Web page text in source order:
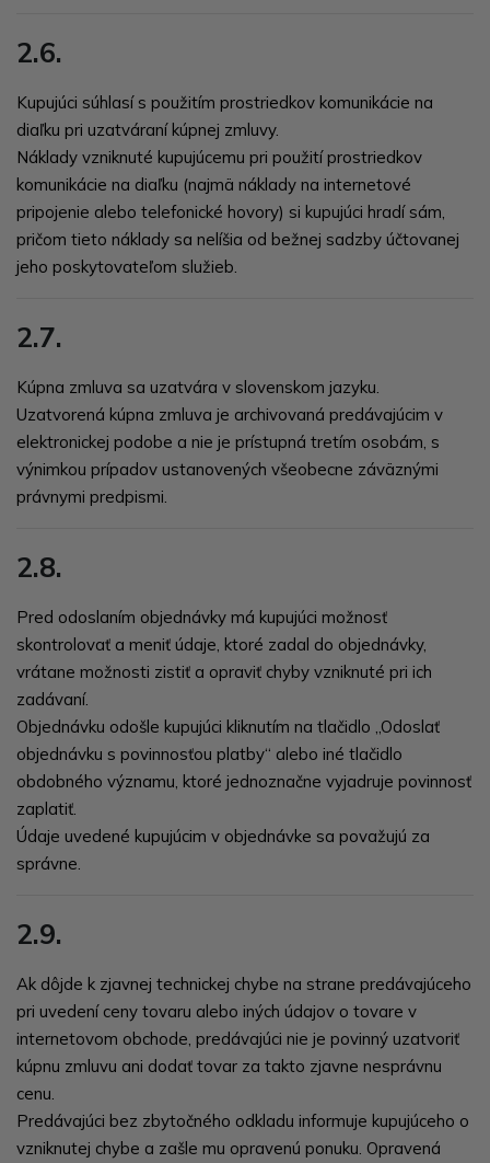
2.6.
Kupujúci súhlasí s použitím prostriedkov komunikácie na
diaľku pri uzatváraní kúpnej zmluvy.
Náklady vzniknuté kupujúcemu pri použití prostriedkov
komunikácie na diaľku (najmä náklady na internetové
pripojenie alebo telefonické hovory) si kupujúci hradí sám,
pričom tieto náklady sa nelíšia od bežnej sadzby účtovanej
jeho poskytovateľom služieb.
2.7.
Kúpna zmluva sa uzatvára v slovenskom jazyku.
Uzatvorená kúpna zmluva je archivovaná predávajúcim v
elektronickej podobe a nie je prístupná tretím osobám, s
výnimkou prípadov ustanovených všeobecne záväznými
právnymi predpismi.
2.8.
Pred odoslaním objednávky má kupujúci možnosť
skontrolovať a meniť údaje, ktoré zadal do objednávky,
vrátane možnosti zistiť a opraviť chyby vzniknuté pri ich
zadávaní.
Objednávku odošle kupujúci kliknutím na tlačidlo „Odoslať
objednávku s povinnosťou platby“ alebo iné tlačidlo
obdobného významu, ktoré jednoznačne vyjadruje povinnosť
zaplatiť.
Údaje uvedené kupujúcim v objednávke sa považujú za
správne.
2.9.
Ak dôjde k zjavnej technickej chybe na strane predávajúceho
pri uvedení ceny tovaru alebo iných údajov o tovare v
internetovom obchode, predávajúci nie je povinný uzatvoriť
kúpnu zmluvu ani dodať tovar za takto zjavne nesprávnu
cenu.
Predávajúci bez zbytočného odkladu informuje kupujúceho o
vzniknutej chybe a zašle mu opravenú ponuku. Opravená